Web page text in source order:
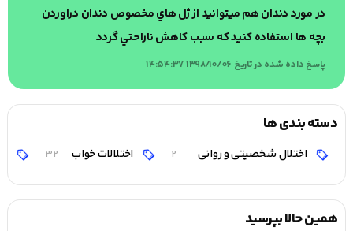
در مورد دندان هم ميتوانيد از ژل هاي مخصوص دندان دراوردن
بچه ها استفاده كنيد كه سبب كاهش ناراحتي گردد
پاسخ داده شده در تاریخ 1398/10/06 14:54:37
دسته بندی ها
اختلال شخصیتی و روانی 2 اختلالات خواب 32
همین حالا بپرسید